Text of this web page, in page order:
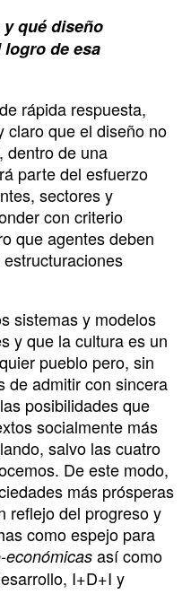
qué diseño
de esa
rápida respuesta,
claro que el diseño no
dentro de una
parte del esfuerzo
sectores y
con criterio
que agentes deben
sistemas y modelos
y que la cultura es un
pueblo pero, sin
de admitir con sincera
posibilidades que
socialmente más
salvo las cuatro
De este modo,
más prósperas
reflejo del progreso y
como espejo para
económicas así como
I+D+I y